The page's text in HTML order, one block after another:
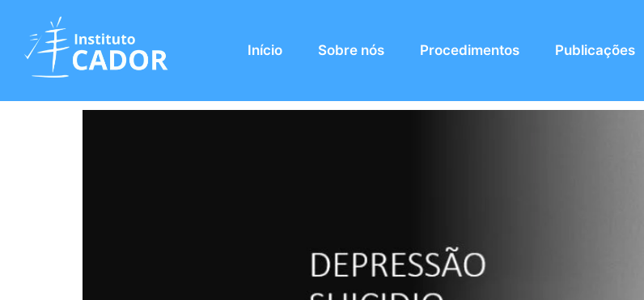
Início Sobre nós Procedimentos Publicações
Tag: Depressão
Depressão – Suicidio – Reação medicamentosa